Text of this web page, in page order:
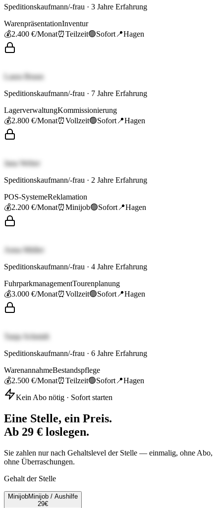
Speditionskaufmann/-frau · 3 Jahre Erfahrung
WarenpräsentationInventur
💰2.400 €/Monat⏰Teilzeit🟢Sofort 📍Hagen
Laura Braun
Speditionskaufmann/-frau · 7 Jahre Erfahrung
LagerverwaltungKommissionierung
💰2.800 €/Monat⏰Vollzeit🟢Sofort 📍Hagen
Jana Weber
Speditionskaufmann/-frau · 2 Jahre Erfahrung
POS-SystemeReklamation
💰2.200 €/Monat⏰Minijob🟢Sofort 📍Hagen
Anna Müller
Speditionskaufmann/-frau · 4 Jahre Erfahrung
FuhrparkmanagementTourenplanung
💰3.000 €/Monat⏰Vollzeit🟢Sofort 📍Hagen
Tanja Schmidt
Speditionskaufmann/-frau · 6 Jahre Erfahrung
WarenannahmeBestandspflege
💰2.500 €/Monat⏰Teilzeit🟢Sofort 📍Hagen
Kein Abo nötig · Sofort starten
Eine Stelle, ein Preis.
Ab 29 € loslegen.
Sie zahlen nur nach Gehaltslevel der Stelle — einmalig, ohne Abo,
ohne Überraschungen.
Gehalt der Stelle
MinijobMinijob / Aushilfe
29€